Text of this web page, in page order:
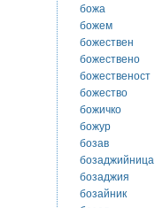
божа
божем
божествен
божествено
божественост
божество
божичко
божур
бозав
бозаджийница
бозаджия
бозайник